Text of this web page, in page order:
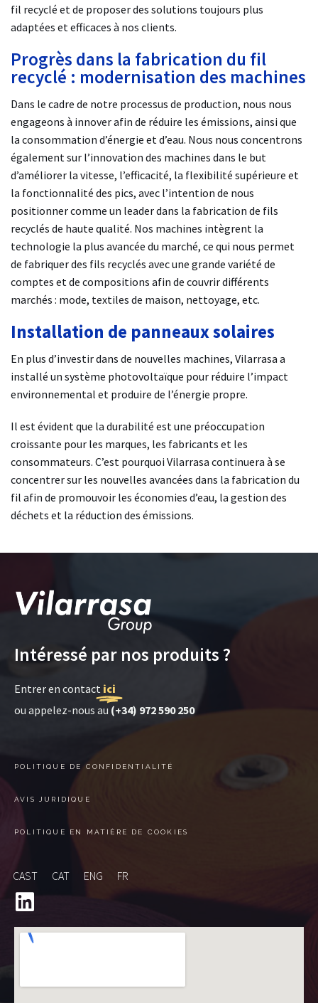
fil recyclé et de proposer des solutions toujours plus
adaptées et efficaces à nos clients.
Progrès dans la fabrication du fil
recyclé : modernisation des machines
Dans le cadre de notre processus de production, nous nous
engageons à innover afin de réduire les émissions, ainsi que
la consommation d’énergie et d’eau. Nous nous concentrons
également sur l’innovation des machines dans le but
d’améliorer la vitesse, l’efficacité, la flexibilité supérieure et
la fonctionnalité des pics, avec l’intention de nous
positionner comme un leader dans la fabrication de fils
recyclés de haute qualité. Nos machines intègrent la
technologie la plus avancée du marché, ce qui nous permet
de fabriquer des fils recyclés avec une grande variété de
comptes et de compositions afin de couvrir différents
marchés : mode, textiles de maison, nettoyage, etc.
Installation de panneaux solaires
En plus d’investir dans de nouvelles machines, Vilarrasa a
installé un système photovoltaïque pour réduire l’impact
environnemental et produire de l’énergie propre.
Il est évident que la durabilité est une préoccupation
croissante pour les marques, les fabricants et les
consommateurs. C’est pourquoi Vilarrasa continuera à se
concentrer sur les nouvelles avancées dans la fabrication du
fil afin de promouvoir les économies d’eau, la gestion des
déchets et la réduction des émissions.
Intéressé par nos produits ?
Entrer en contact ici
ou appelez-nous au (+34) 972 590 250
POLITIQUE DE CONFIDENTIALITÉ
AVIS JURIDIQUE
POLITIQUE EN MATIÈRE DE COOKIES
CAST CAT ENG FR